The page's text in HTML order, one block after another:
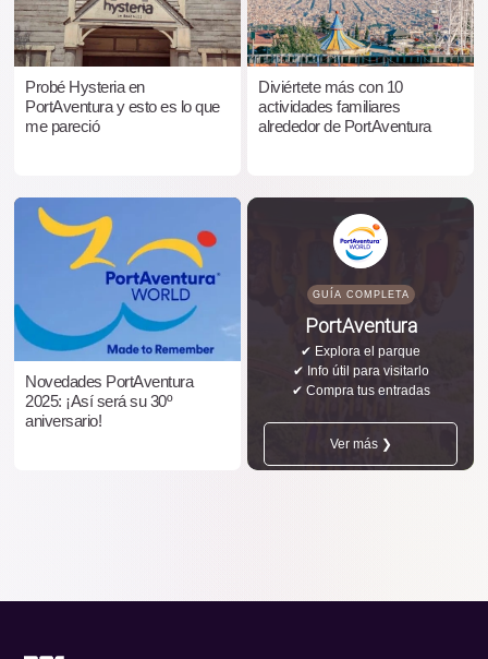
Probé Hysteria en
PortAventura y esto es lo que
me pareció
Diviértete más con 10
actividades familiares
alrededor de PortAventura
Novedades PortAventura
2025: ¡Así será su 30º
aniversario!
GUÍA COMPLETA
PortAventura
✔ Explora el parque
✔ Info útil para visitarlo
✔ Compra tus entradas
Ver más ❯